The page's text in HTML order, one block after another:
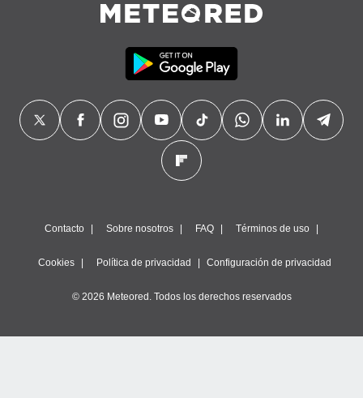
Contacto Sobre nosotros FAQ Términos de uso
Cookies Política de privacidad Configuración de privacidad
© 2026 Meteored. Todos los derechos reservados